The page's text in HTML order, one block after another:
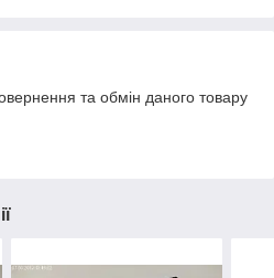
та обмін даного товару